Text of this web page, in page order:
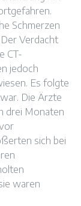
Schmerzen
Verdacht
CT-
jedoch
Es folgte
Die Ärzte
drei Monaten
sich bei
waren